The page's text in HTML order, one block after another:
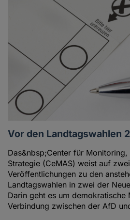
Vor den Landtagswahlen
Das&nbsp;Center für Monitoring,
Strategie (CeMAS) weist auf
Veröffentlichungen zu den
Landtagswahlen in zwei der
Darin geht es um demokratische
Verbindung zwischen der AfD